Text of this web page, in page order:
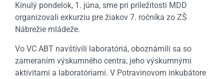
Kinulý pondelok, 1. júna, sme pri príležitosti MDD
organizovali exkurziu pre žiakov 7. ročníka zo ZŠ
Nábrežie mládeže.
Vo VC ABT navštívili laboratóriá, oboznámili sa so
zameraním výskumného centra, jeho výskumnými
aktivitami a laboratóriami. V Potravinovom inkubátore